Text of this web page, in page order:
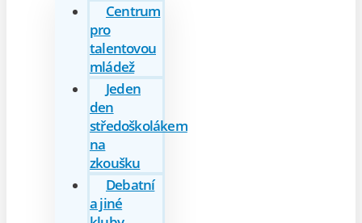
Centrum
pro
talentovou
mládež
Jeden
den
středoškolákem
na
zkoušku
Debatní
a jiné